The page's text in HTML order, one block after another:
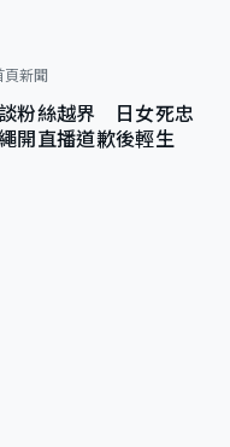
頁新聞
粉絲越界 日女死忠
開直播道歉後輕生